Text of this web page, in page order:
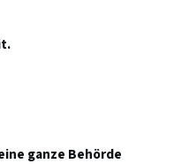
ganze Behörde